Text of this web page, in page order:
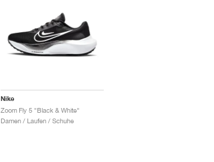
Nike
Zoom Fly 5 "Black & White"
Damen / Laufen / Schuhe